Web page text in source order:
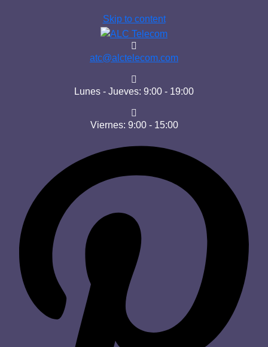
Skip to content
atc@alctelecom.com
Lunes - Jueves: 9:00 - 19:00
Viernes: 9:00 - 15:00